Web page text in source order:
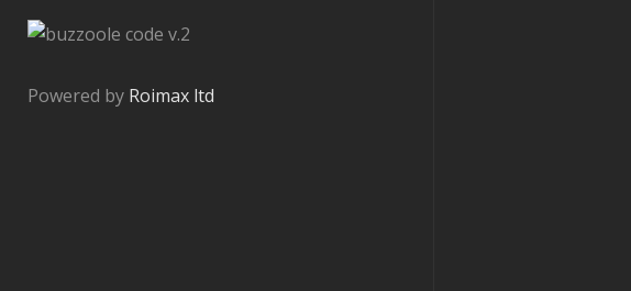
v.2
Powered by Roimax ltd